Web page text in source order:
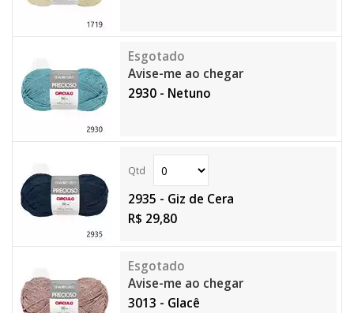
Avise-me ao chegar
2930 - Netuno
2935 - Giz de Cera
R$ 29,80
Avise-me ao chegar
3013 - Glacê